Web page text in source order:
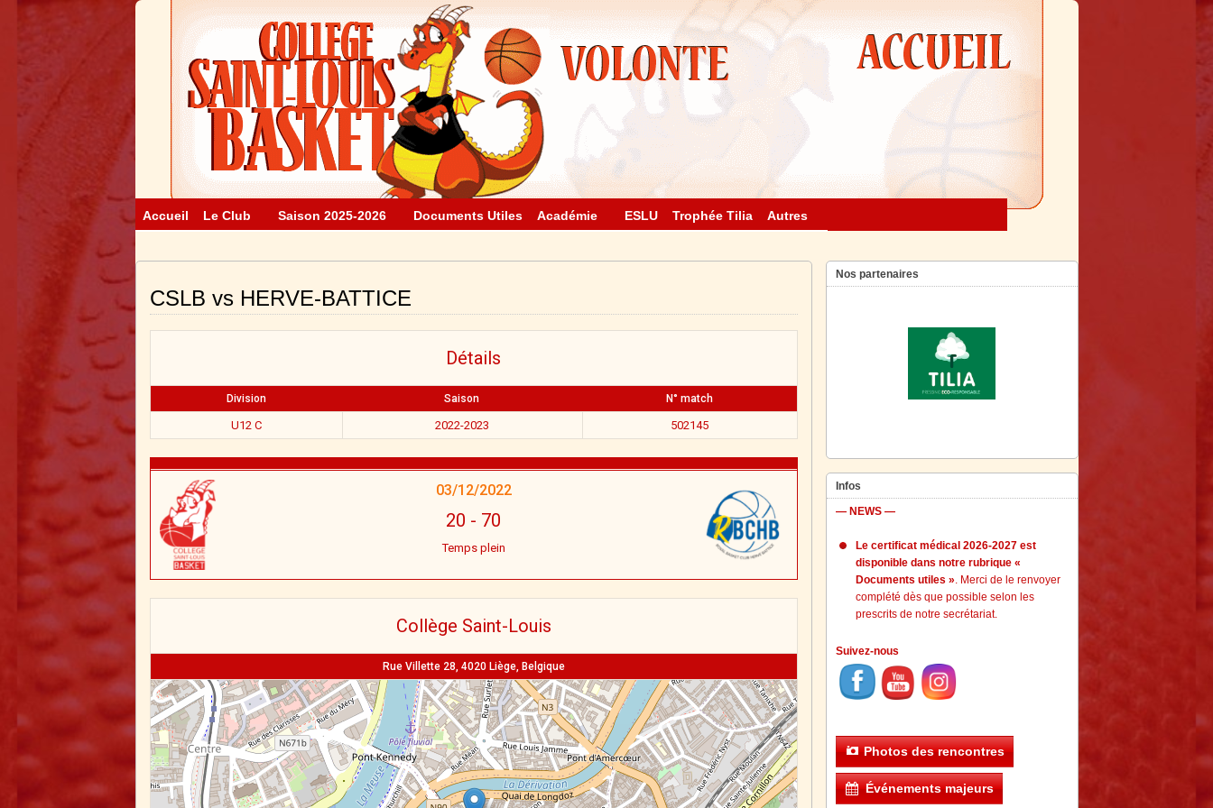
Accueil Le Club Saison 2025-2026 Documents Utiles Académie ESLU Trophée Tilia Autres
CSLB vs HERVE-BATTICE
Détails
Division Saison N° match
U12 C 2022-2023 502145
03/12/2022
20 - 70
Temps plein
Collège Saint-Louis
Rue Villette 28, 4020 Liège, Belgique
Nos partenaires
Infos
— NEWS —
Le certificat médical 2026-2027 est
disponible dans notre rubrique «
Documents utiles ». Merci de le renvoyer
complété dès que possible selon les
prescrits de notre secrétariat.
Suivez-nous
Photos des rencontres
Événements majeurs